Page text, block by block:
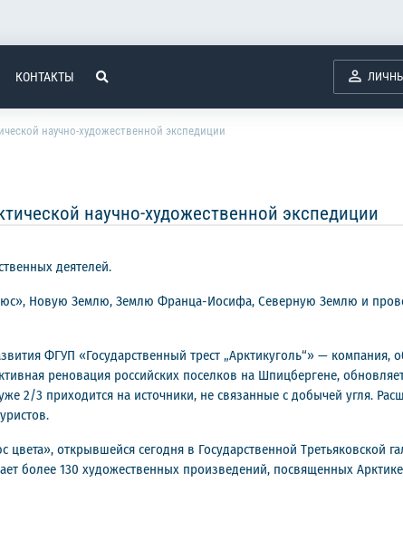
КОНТАКТЫ
научно-художественной экспедиции
научно-художественной экспедиции
деятелей.
Новую Землю, Землю Франца-Иосифа, Северную Землю и
ФГУП «Государственный трест „Арктикуголь“» — компания,
реновация российских поселков на Шпицбергене,
2/3 приходится на источники, не связанные с добычей угля.
открывшейся сегодня в Государственной Третьяковской
более 130 художественных произведений, посвященных